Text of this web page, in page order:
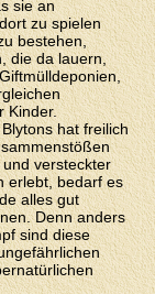
sie an
zu spielen
bestehen,
die da lauern,
Kinder.
hat freilich
versteckter
erlebt, bedarf es
alles gut
Denn anders
sind diese